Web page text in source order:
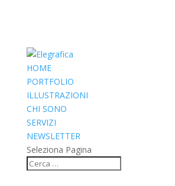
HOME
PORTFOLIO
ILLUSTRAZIONI
CHI SONO
SERVIZI
NEWSLETTER
Seleziona Pagina